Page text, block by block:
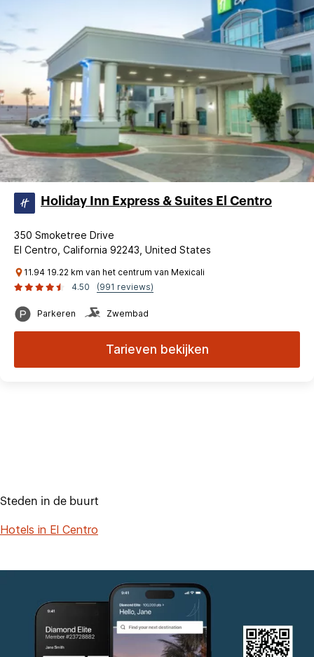
Holiday Inn Express & Suites El Centro
350 Smoketree Drive
El Centro, California 92243, United States
11.94 19.22 km van het centrum van Mexicali
4.50
(991 reviews)
Parkeren Zwembad
Tarieven bekijken
Steden in de buurt
Hotels in El Centro